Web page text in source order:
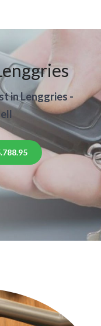
in Lenggries -